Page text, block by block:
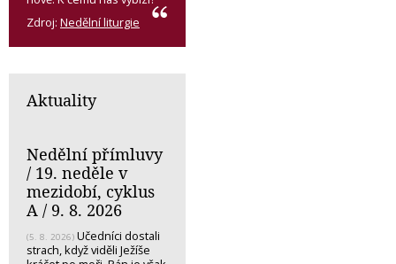
Zdroj: Nedělní liturgie
Aktuality
Nedělní přímluvy
/ 19. neděle v
mezidobí, cyklus
A / 9. 8. 2026
(5. 8. 2026) Učedníci dostali
strach, když viděli Ježíše